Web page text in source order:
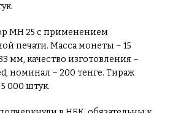
МН 25 с применением
печати. Масса монеты – 15
мм, качество изготовления –
номинал – 200 тенге. Тираж
000 штук.